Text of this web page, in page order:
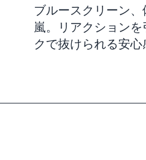
ブルースクリーン
嵐。リアクション
クで抜けられる安心